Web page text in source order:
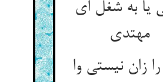
یا به شغل ای
مهتدی
زان نیستی وا